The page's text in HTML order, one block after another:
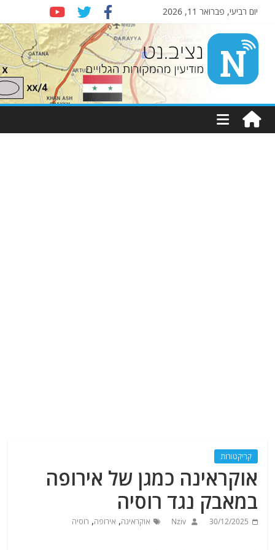
יום רביעי, פברואר 11, 2026
Nziv.net
מודיעין
מהמקורות
קריקטורות
אוקראינה כמגן של אירופה
במאבק נגד רוסיה
30/12/2025
Nziv אוקראינה, אירופה, רוסיה